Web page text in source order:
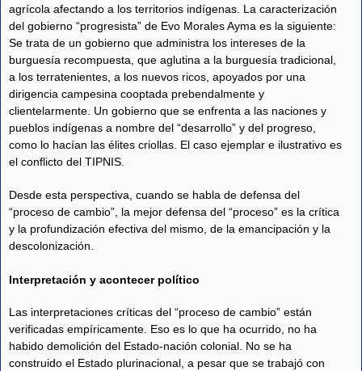
agrícola afectando a los territorios indígenas. La caracterización
del gobierno “progresista” de Evo Morales Ayma es la siguiente:
Se trata de un gobierno que administra los intereses de la
burguesía recompuesta, que aglutina a la burguesía tradicional,
a los terratenientes, a los nuevos ricos, apoyados por una
dirigencia campesina cooptada prebendalmente y
clientelarmente. Un gobierno que se enfrenta a las naciones y
pueblos indígenas a nombre del “desarrollo” y del progreso,
como lo hacían las élites criollas. El caso ejemplar e ilustrativo es
el conflicto del TIPNIS.
Desde esta perspectiva, cuando se habla de defensa del
“proceso de cambio”, la mejor defensa del “proceso” es la crítica
y la profundización efectiva del mismo, de la emancipación y la
descolonización.
Interpretación y acontecer político
Las interpretaciones críticas del “proceso de cambio” están
verificadas empíricamente. Eso es lo que ha ocurrido, no ha
habido demolición del Estado-nación colonial. No se ha
construido el Estado plurinacional, a pesar que se trabajó con